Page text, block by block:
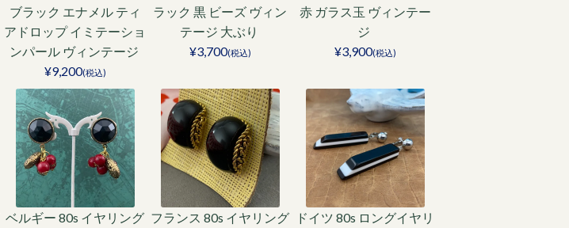
ブラック エナメル ティ
アドロップ イミテーショ
ンパール ヴィンテージ
¥9,200(税込)
ラック 黒 ビーズ ヴィン
テージ 大ぶり
¥3,700(税込)
赤 ガラス玉 ヴィンテー
ジ
¥3,900(税込)
ベルギー 80s イヤリング フランス 80s イヤリング
ドイツ 80s ロングイヤリ